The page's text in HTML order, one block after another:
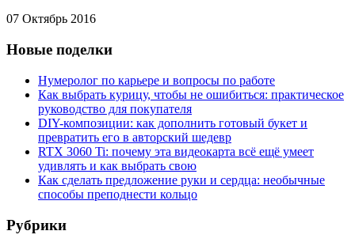
07 Октябрь 2016
Новые поделки
Нумеролог по карьере и вопросы по работе
Как выбрать курицу, чтобы не ошибиться: практическое
руководство для покупателя
DIY-композиции: как дополнить готовый букет и
превратить его в авторский шедевр
RTX 3060 Ti: почему эта видеокарта всё ещё умеет
удивлять и как выбрать свою
Как сделать предложение руки и сердца: необычные
способы преподнести кольцо
Рубрики